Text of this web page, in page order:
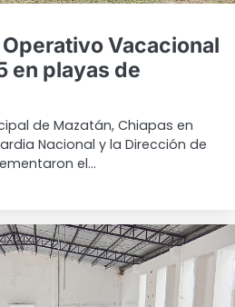
Vacacional
en playas de
de Mazatán, Chiapas en
Nacional y la Dirección de
el…